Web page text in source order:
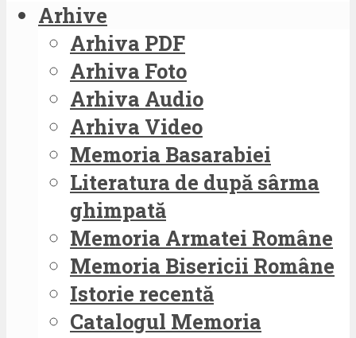
Arhive
Arhiva PDF
Arhiva Foto
Arhiva Audio
Arhiva Video
Memoria Basarabiei
Literatura de după sârma
ghimpată
Memoria Armatei Române
Memoria Bisericii Române
Istorie recentă
Catalogul Memoria